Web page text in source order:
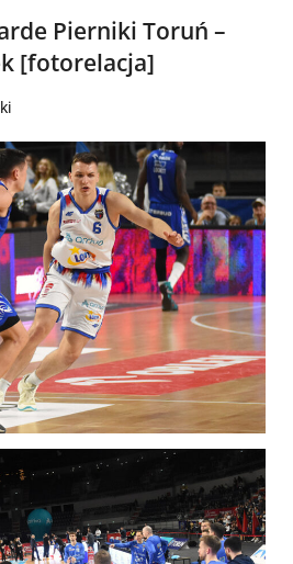
Pierniki Toruń –
[fotorelacja]